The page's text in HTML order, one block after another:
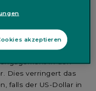
unser US-Dollar-
Woche wieder auf
in den
Dies verringert das
falls der US-Dollar in
akzeptieren